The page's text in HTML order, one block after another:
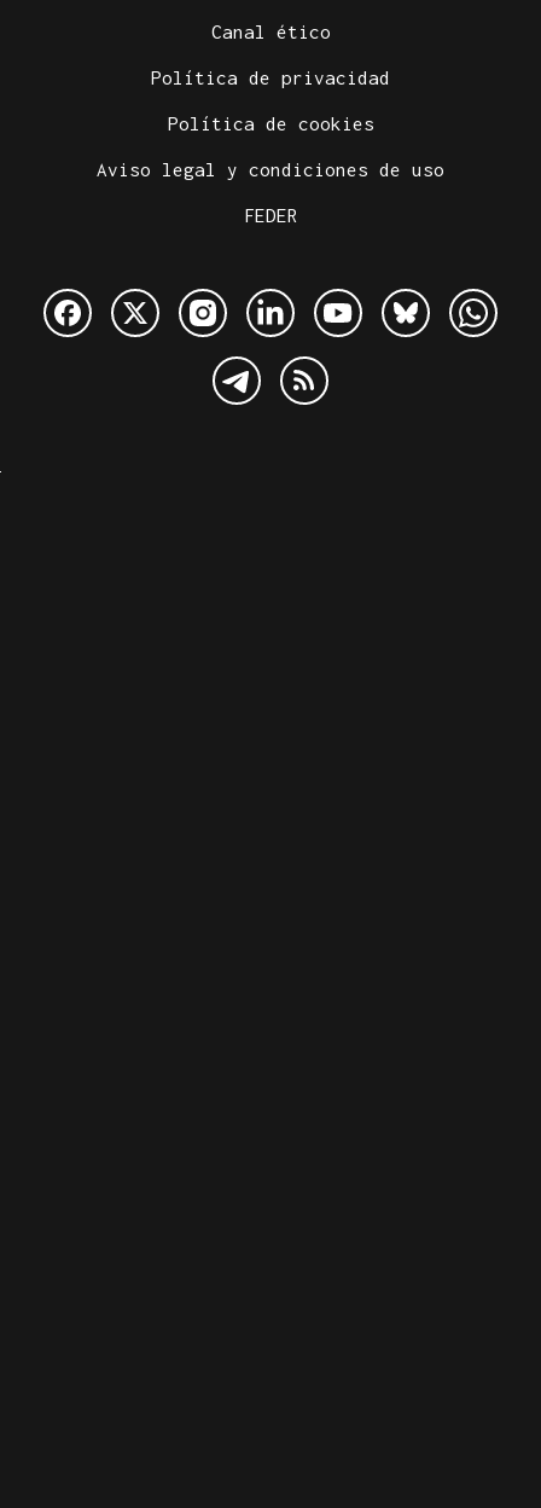
Canal ético
Política de privacidad
Política de cookies
Aviso legal y condiciones de uso
FEDER